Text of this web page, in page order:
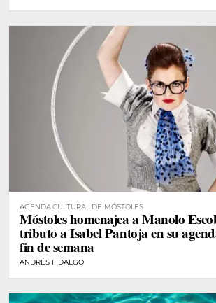
AGENDA CULTURAL DE MÓSTOLES
Móstoles homenajea a Manolo
tributo a Isabel Pantoja en su
fin de semana
ANDRÉS FIDALGO